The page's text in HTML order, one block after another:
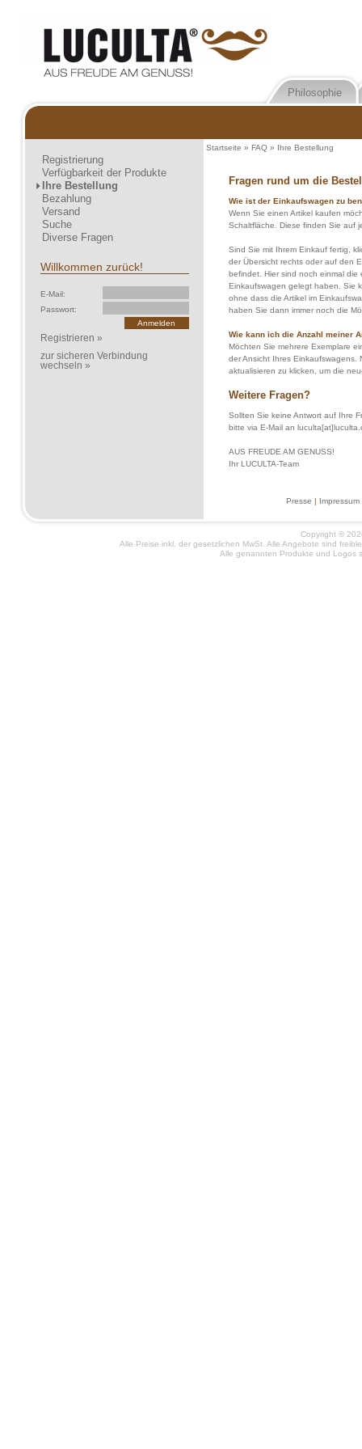
Philosophie
Registrierung
Verfügbarkeit der Produkte
Ihre Bestellung
Bezahlung
Versand
Suche
Diverse Fragen
Willkommen zurück!
E-Mail:
Passwort:
Registrieren »
zur sicheren Verbindung
wechseln »
Startseite » FAQ» Ihre Bestellung
Fragen rund um die
Wie ist der Einkaufswagen zu
Wenn Sie einen Artikel kaufen
Schaltfläche. Diese finden Sie auf
Sind Sie mit Ihrem Einkauf fertig,
der Übersicht rechts oder auf den
befindet. Hier sind noch einmal
Einkaufswagen gelegt haben. Sie
ohne dass die Artikel im
haben Sie dann immer noch die
Wie kann ich die Anzahl meiner
Möchten Sie mehrere Exemplare
der Ansicht Ihres
aktualisieren zu klicken, um die
Weitere Fragen?
Sollten Sie keine Antwort auf Ihre
bitte via E-Mail an
AUS FREUDE AM GENUSS!
Ihr LUCULTA-Team
Presse Impressum
Copyright ©
Alle Preise inkl. der gesetzlichen MwSt. Alle Angebote sind
Alle genannten Produkte und Logos